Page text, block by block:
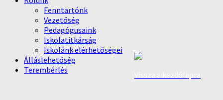
Fenntartónk
Vezetőség
Pedagógusaink
Iskolatitkárság
Iskolánk elérhetőségei
Álláslehetőség
Terembérlés